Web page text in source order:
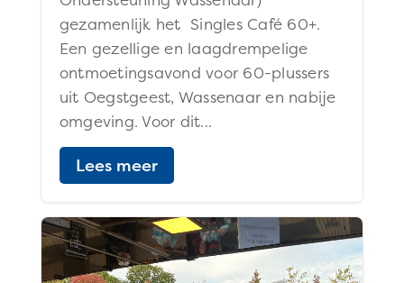
gezamenlijk het Singles Café 60+.
Een gezellige en laagdrempelige
ontmoetingsavond voor 60-plussers
uit Oegstgeest, Wassenaar en nabije
omgeving. Voor dit...
Lees meer